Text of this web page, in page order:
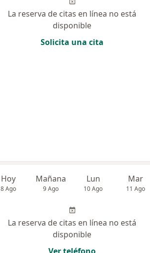
La reserva de citas en línea no está
disponible
Solicita una cita
Hoy
8 Ago
Mañana
9 Ago
Lun
10 Ago
Mar
11 Ago
La reserva de citas en línea no está
disponible